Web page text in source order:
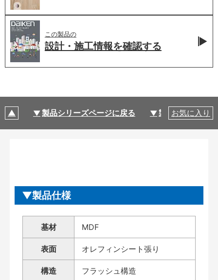
この製品の
設計・施工情報を確認する
製品シリーズページに戻る 製品仕様
お気に入り
製品仕様
基材 MDF
表面 オレフィンシート張り
構造 フラッシュ構造